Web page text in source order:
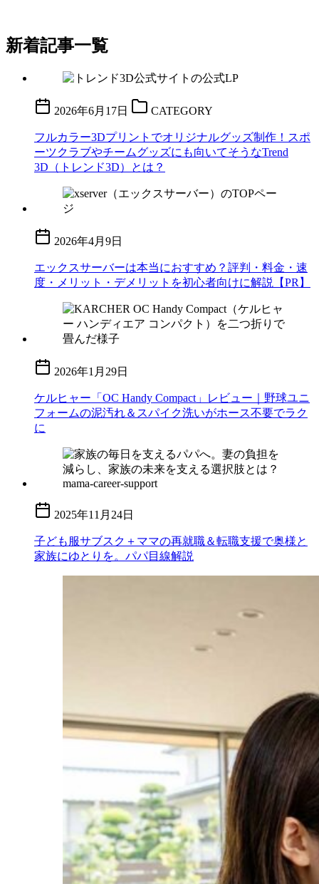
新着記事一覧
2026年6月17日 CATEGORY
フルカラー3Dプリントでオリジナルグッズ制作！スポ
ーツクラブやチームグッズにも向いてそうなTrend
3D（トレンド3D）とは？
2026年4月9日
エックスサーバーは本当におすすめ？評判・料金・速
度・メリット・デメリットを初心者向けに解説【PR】
2026年1月29日
ケルヒャー「OC Handy Compact」レビュー｜野球ユニ
フォームの泥汚れ＆スパイク洗いがホース不要でラク
に
2025年11月24日
子ども服サブスク＋ママの再就職＆転職支援で奥様と
家族にゆとりを。パパ目線解説